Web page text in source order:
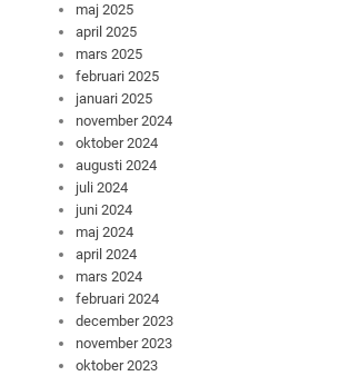
maj 2025
april 2025
mars 2025
februari 2025
januari 2025
november 2024
oktober 2024
augusti 2024
juli 2024
juni 2024
maj 2024
april 2024
mars 2024
februari 2024
december 2023
november 2023
oktober 2023